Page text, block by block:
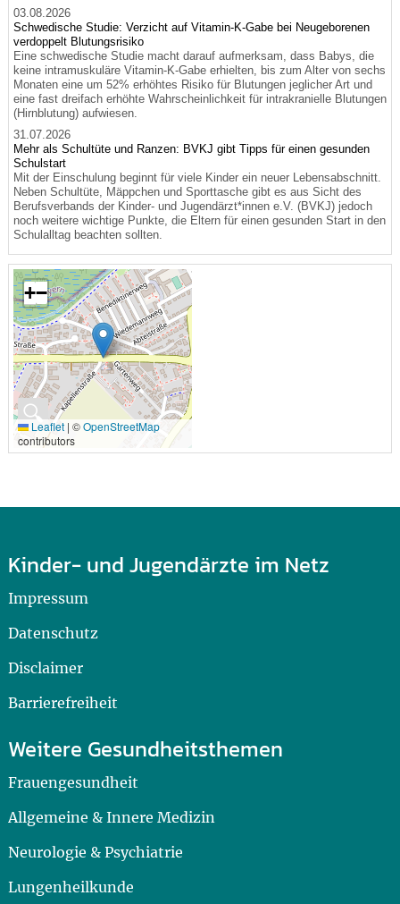
03.08.2026
Schwedische Studie: Verzicht auf Vitamin-K-Gabe bei Neugeborenen
verdoppelt Blutungsrisiko
Eine schwedische Studie macht darauf aufmerksam, dass Babys, die
keine intramuskuläre Vitamin-K-Gabe erhielten, bis zum Alter von sechs
Monaten eine um 52% erhöhtes Risiko für Blutungen jeglicher Art und
eine fast dreifach erhöhte Wahrscheinlichkeit für intrakranielle Blutungen
(Hirnblutung) aufwiesen.
31.07.2026
Mehr als Schultüte und Ranzen: BVKJ gibt Tipps für einen gesunden
Schulstart
Mit der Einschulung beginnt für viele Kinder ein neuer Lebensabschnitt.
Neben Schultüte, Mäppchen und Sporttasche gibt es aus Sicht des
Berufsverbands der Kinder- und Jugendärzt*innen e.V. (BVKJ) jedoch
noch weitere wichtige Punkte, die Eltern für einen gesunden Start in den
Schulalltag beachten sollten.
🔍
+−
Leaflet | ©OpenStreetMap
contributors
Kinder- und Jugendärzte im Netz
Impressum
Datenschutz
Disclaimer
Barrierefreiheit
Weitere Gesundheitsthemen
Frauengesundheit
Allgemeine & Innere Medizin
Neurologie & Psychiatrie
Lungenheilkunde